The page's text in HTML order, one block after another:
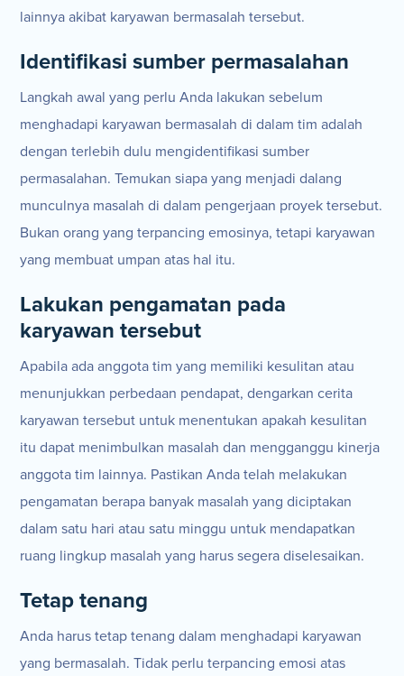
lainnya akibat karyawan bermasalah tersebut.
Identifikasi sumber permasalahan
Langkah awal yang perlu Anda lakukan sebelum
menghadapi karyawan bermasalah di dalam tim adalah
dengan terlebih dulu mengidentifikasi sumber
permasalahan. Temukan siapa yang menjadi dalang
munculnya masalah di dalam pengerjaan proyek tersebut.
Bukan orang yang terpancing emosinya, tetapi karyawan
yang membuat umpan atas hal itu.
Lakukan pengamatan pada
karyawan tersebut
Apabila ada anggota tim yang memiliki kesulitan atau
menunjukkan perbedaan pendapat, dengarkan cerita
karyawan tersebut untuk menentukan apakah kesulitan
itu dapat menimbulkan masalah dan mengganggu kinerja
anggota tim lainnya. Pastikan Anda telah melakukan
pengamatan berapa banyak masalah yang diciptakan
dalam satu hari atau satu minggu untuk mendapatkan
ruang lingkup masalah yang harus segera diselesaikan.
Tetap tenang
Anda harus tetap tenang dalam menghadapi karyawan
yang bermasalah. Tidak perlu terpancing emosi atas